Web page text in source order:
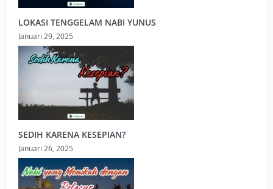
LOKASI TENGGELAM NABI YUNUS
Januari 29, 2025
SEDIH KARENA KESEPIAN?
Januari 26, 2025